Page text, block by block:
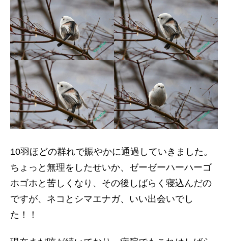
10羽ほどの群れで賑やかに通過していきました。
ちょっと無理をしたせいか、ゼーゼーハーハーゴ
ホゴホと苦しくなり、その後しばらく寝込んだの
ですが、ネコとシマエナガ、いい出会いでし
た！！